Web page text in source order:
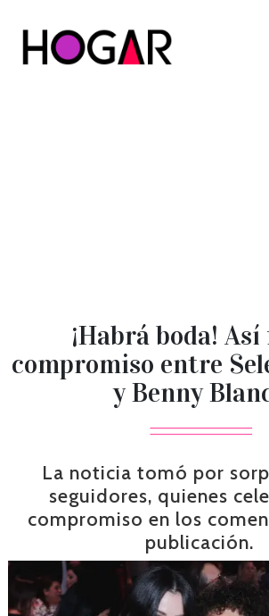
¡Habrá boda! Así
compromiso entre
y Benny
La noticia tomó por
seguidores, quienes
compromiso en los
publicación.